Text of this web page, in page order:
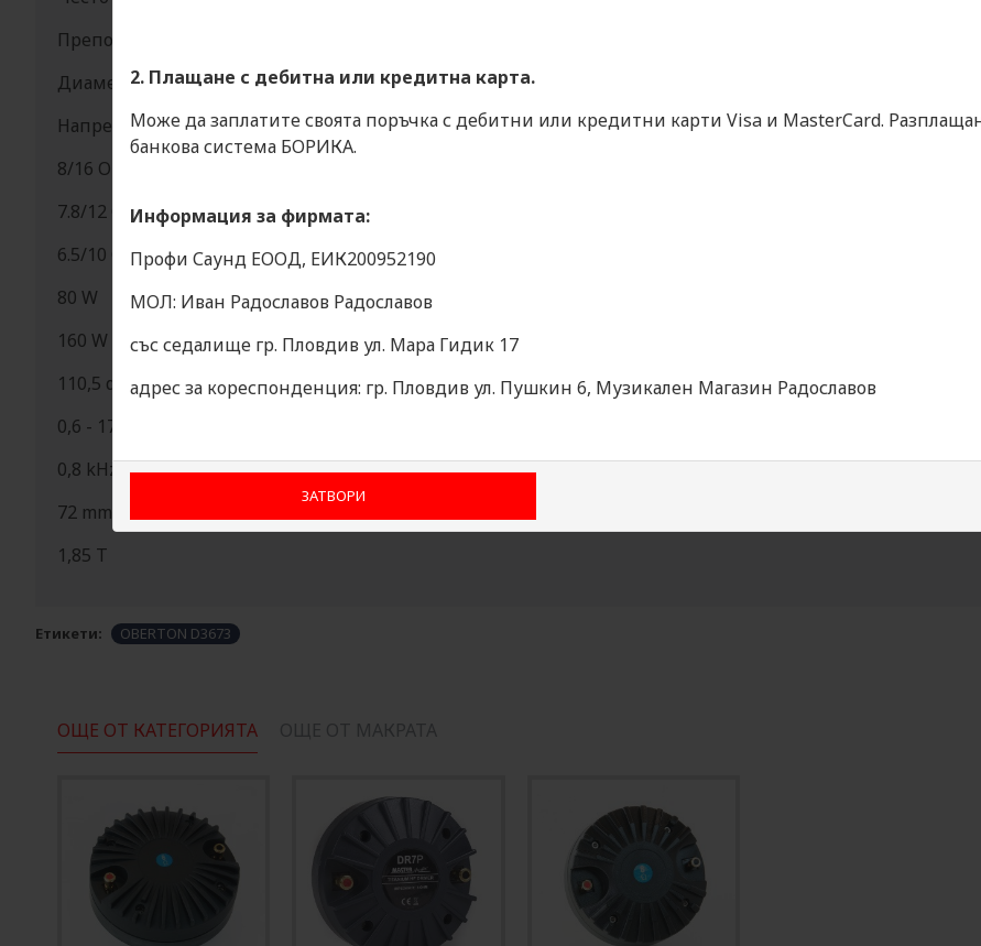
2. Плащане с дебитна или кредитна карта.
Може да заплатите своята поръчка с дебитни или кредитни карти Visa и MasterCard.
банкова система БОРИКА.
Информация за фирмата:
Профи Саунд ЕООД, ЕИК200952190
МОЛ: Иван Радославов Радославов
със седалище гр. Пловдив ул. Мара Гидик 17
адрес за кореспонденция: гр. Пловдив ул. Пушкин 6, Музикален Магазин Радославов
ЗАТВОРИ
Препоръчителен кросовер
Диаметър на звуковата бобина
Напрегнатост на магнитното поле 36 mm (1.4 in.)
8/16 Ohms
7.8/12 Ohms
6.5/10 Ohms
80 W
160 W
110,5 dB
0,6 - 17 kHz
0,8 kHz минимум 12 dB/oct.минимум
72 mm (2,85 in.)
1,85 T
Етикети: OBERTON D3673
ОЩЕ ОТ КАТЕГОРИЯТА